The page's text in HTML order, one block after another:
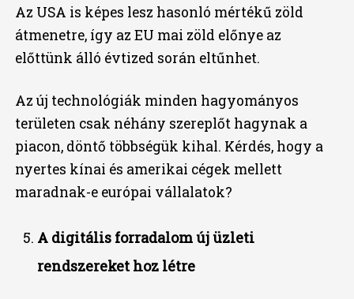
Az USA is képes lesz hasonló mértékű zöld
átmenetre, így az EU mai zöld előnye az
előttünk álló évtized során eltűnhet.
Az új technológiák minden hagyományos
területen csak néhány szereplőt hagynak a
piacon, döntő többségük kihal. Kérdés, hogy a
nyertes kínai és amerikai cégek mellett
maradnak-e európai vállalatok?
A digitális forradalom új üzleti
rendszereket hoz létre